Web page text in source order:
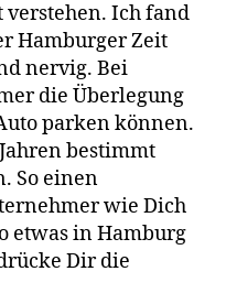
Ich fand
Hamburger Zeit
nervig. Bei
die Überlegung
parken können.
bestimmt
So einen
wie Dich
etwas in Hamburg
Dir die